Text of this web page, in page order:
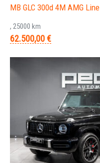
MB GLC 300d 4M AMG Line
, 25000 km
62.500,00 €